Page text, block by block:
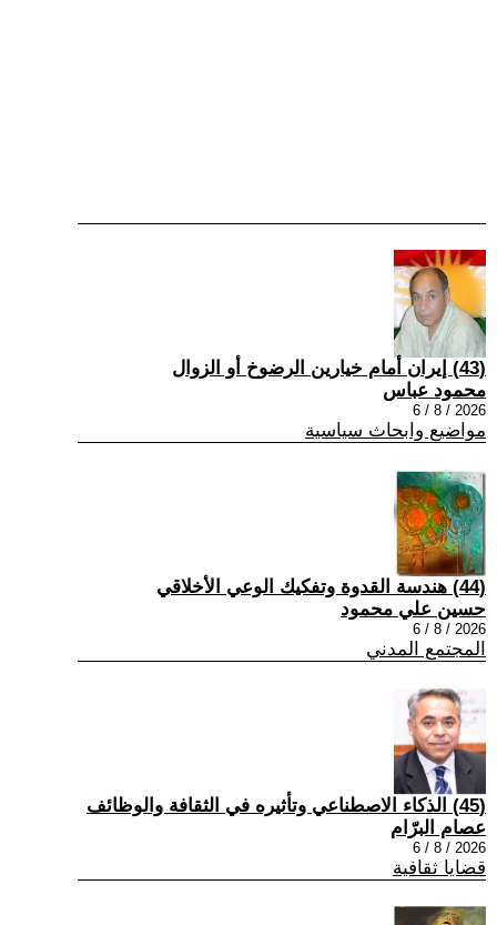
(43) إيران أمام خيارين الرضوخ أو الزوال
محمود عباس
2026 / 8 / 6
مواضيع وابحاث سياسية
(44) هندسة القدوة وتفكيك الوعي الأخلاقي
حسين علي محمود
2026 / 8 / 6
المجتمع المدني
(45) الذكاء الاصطناعي وتأثيره في الثقافة والوظائف
عصام البرّام
2026 / 8 / 6
قضايا ثقافية